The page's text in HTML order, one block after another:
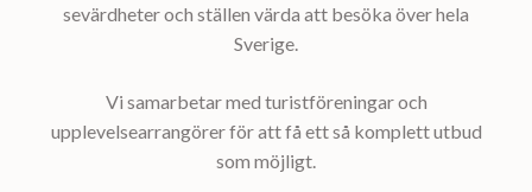
sevärdheter och ställen värda att besöka över hela
Sverige.
Vi samarbetar med turistföreningar och
upplevelsearrangörer för att få ett så komplett utbud
som möjligt.